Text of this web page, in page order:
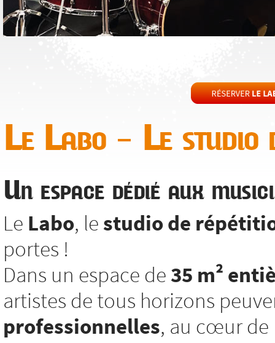
Le Labo – Le studio
Un espace dédié aux
Le Labo, le studio de
portes !
Dans un espace de 35 m²
artistes de tous horizons
professionnelles, au cœur de